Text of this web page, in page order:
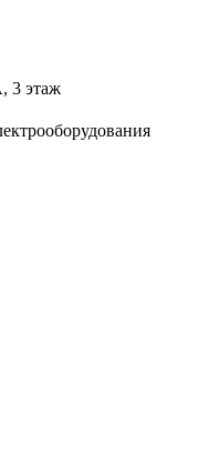
3 этаж